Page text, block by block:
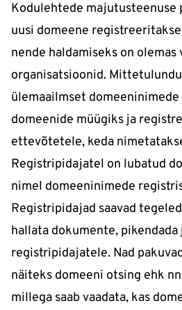
Kodulehtede majutusteenuse
uusi domeene registreeritakse
nende haldamiseks on olemas
organisatsioonid.
ülemaailmset
domeenide müügiks ja
ettevõtetele, keda
Registripidajatel on lubatud
nimel domeeninimede
Registripidajad saavad
hallata dokumente,
registripidajatele. Nad
näiteks domeeni otsing ehk
millega saab vaadata, kas